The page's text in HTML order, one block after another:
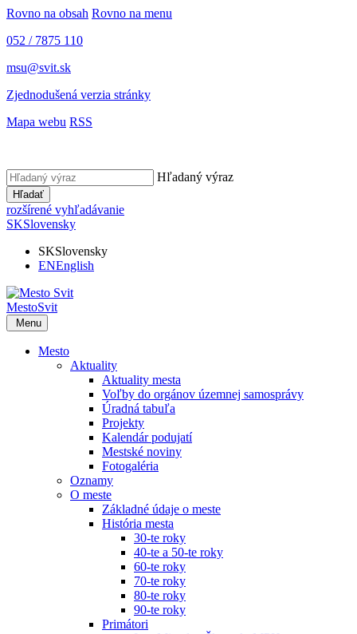
Rovno na obsah Rovno na menu
052 / 7875 110
msu@svit.sk
Zjednodušená verzia stránky
Mapa webu RSS
Hľadaný výraz
Hľadať
rozšírené vyhľadávanie
SKSlovensky
SKSlovensky
ENEnglish
MestoSvit
Menu
Mesto
Aktuality
Aktuality mesta
Voľby do orgánov územnej samosprávy
Úradná tabuľa
Projekty
Kalendár podujatí
Mestské noviny
Fotogaléria
Oznamy
O meste
Základné údaje o meste
História mesta
30-te roky
40-te a 50-te roky
60-te roky
70-te roky
80-te roky
90-te roky
Primátori